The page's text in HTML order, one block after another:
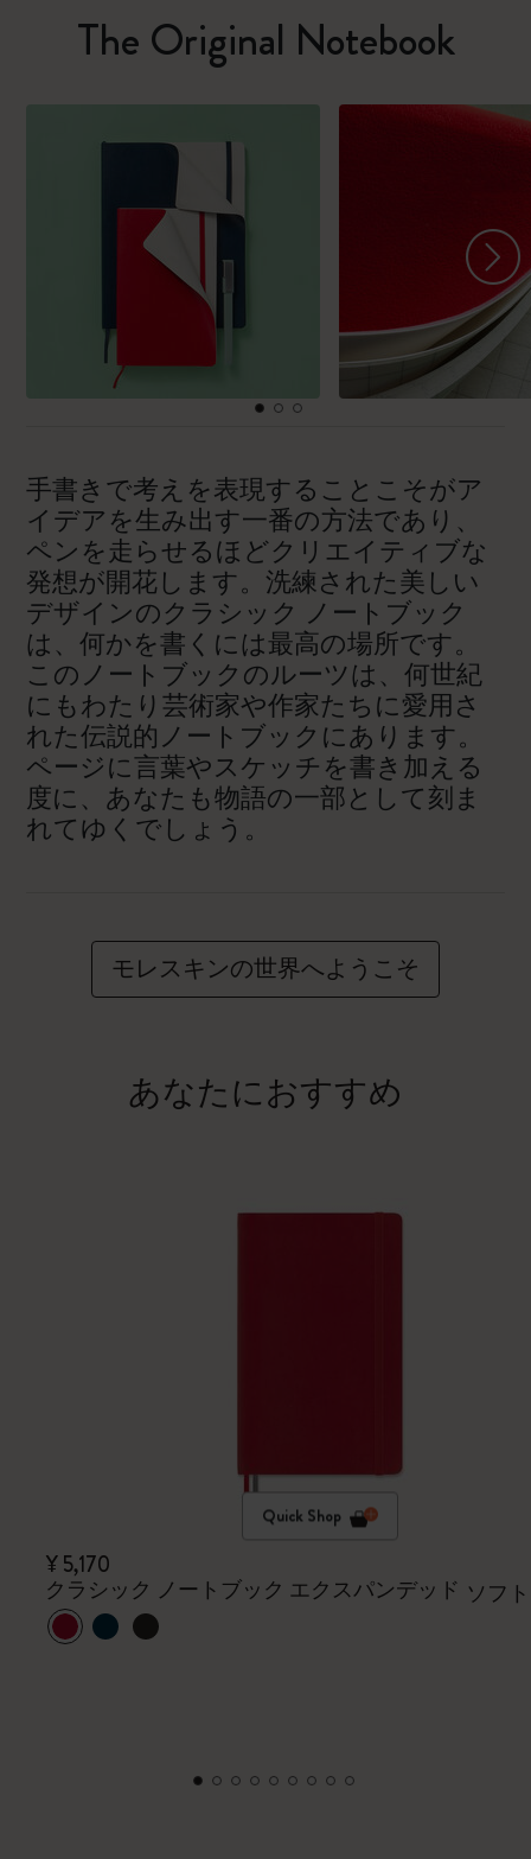
The Original Notebook
手書きで考えを表現することこそがア
イデアを生み出す一番の方法であり、
ペンを走らせるほどクリエイティブな
発想が開花します。洗練された美しい
デザインのクラシック ノートブック
は、何かを書くには最高の場所です。
このノートブックのルーツは、何世紀
にもわたり芸術家や作家たちに愛用さ
れた伝説的ノートブックにあります。
ページに言葉やスケッチを書き加える
度に、あなたも物語の一部として刻ま
れてゆくでしょう。
モレスキンの世界へようこそ
あなたにおすすめ
Quick Shop
¥ 5,170
クラシック ノートブック エクスパンデッド ソフ